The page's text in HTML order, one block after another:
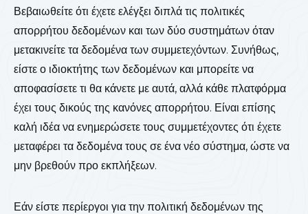
Βεβαιωθείτε ότι έχετε ελέγξει διπλά τις πολιτικές
απορρήτου δεδομένων και των δύο συστημάτων όταν
μετακινείτε τα δεδομένα των συμμετεχόντων. Συνήθως,
είστε ο ιδιοκτήτης των δεδομένων και μπορείτε να
αποφασίσετε τι θα κάνετε με αυτά, αλλά κάθε πλατφόρμα
έχει τους δικούς της κανόνες απορρήτου. Είναι επίσης
καλή ιδέα να ενημερώσετε τους συμμετέχοντες ότι έχετε
μεταφέρει τα δεδομένα τους σε ένα νέο σύστημα, ώστε να
μην βρεθούν προ εκπλήξεων.
Εάν είστε περίεργοι για την πολιτική δεδομένων της